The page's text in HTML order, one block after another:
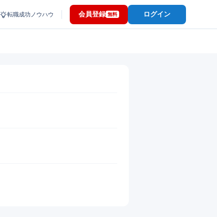
転職成功ノウハウ 会員登録 無料 ログイン